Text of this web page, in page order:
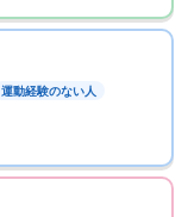
運動経験のない人